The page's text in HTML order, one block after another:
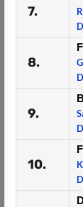
7.
8.
9.
10.